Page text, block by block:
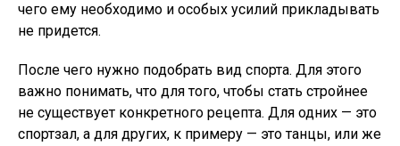
чего ему необходимо и особых усилий прикладывать
не придется.
После чего нужно подобрать вид спорта. Для этого
важно понимать, что для того, чтобы стать стройнее
не существует конкретного рецепта. Для одних — это
спортзал, а для других, к примеру — это танцы, или же